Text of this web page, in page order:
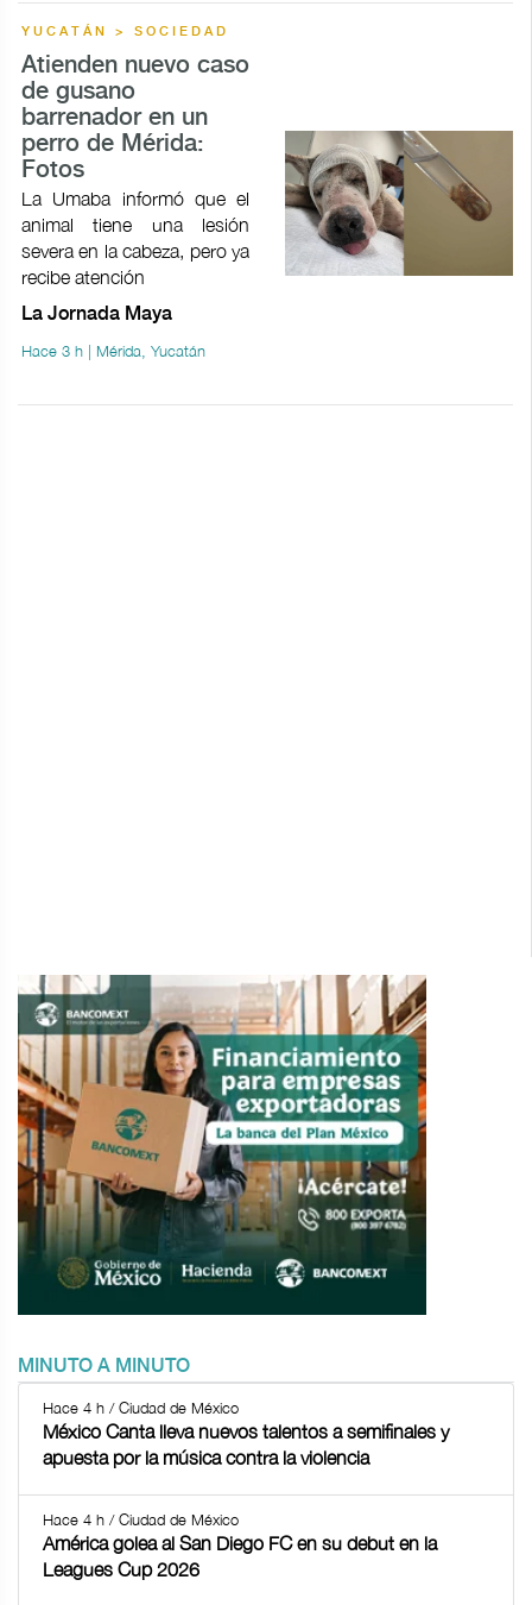
YUCATÁN > SOCIEDAD
Atienden nuevo caso
de gusano
barrenador en un
perro de Mérida:
Fotos
La Umaba informó que el
animal tiene una lesión
severa en la cabeza, pero ya
recibe atención
La Jornada Maya
Hace 3 h | Mérida, Yucatán
MINUTO A MINUTO
Hace 4 h / Ciudad de México
México Canta lleva nuevos talentos a semifinales y
apuesta por la música contra la violencia
Hace 4 h / Ciudad de México
América golea al San Diego FC en su debut en la
Leagues Cup 2026